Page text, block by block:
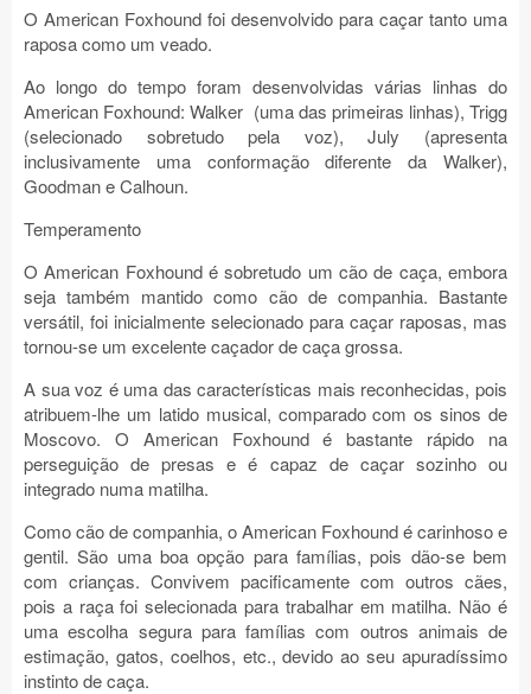
O American Foxhound foi desenvolvido para caçar tanto uma
raposa como um veado.
Ao longo do tempo foram desenvolvidas várias linhas do
American Foxhound: Walker (uma das primeiras linhas), Trigg
(selecionado sobretudo pela voz), July (apresenta
inclusivamente uma conformação diferente da Walker),
Goodman e Calhoun.
Temperamento
O American Foxhound é sobretudo um cão de caça, embora
seja também mantido como cão de companhia. Bastante
versátil, foi inicialmente selecionado para caçar raposas, mas
tornou-se um excelente caçador de caça grossa.
A sua voz é uma das características mais reconhecidas, pois
atribuem-lhe um latido musical, comparado com os sinos de
Moscovo. O American Foxhound é bastante rápido na
perseguição de presas e é capaz de caçar sozinho ou
integrado numa matilha.
Como cão de companhia, o American Foxhound é carinhoso e
gentil. São uma boa opção para famílias, pois dão-se bem
com crianças. Convivem pacificamente com outros cães,
pois a raça foi selecionada para trabalhar em matilha. Não é
uma escolha segura para famílias com outros animais de
estimação, gatos, coelhos, etc., devido ao seu apuradíssimo
instinto de caça.